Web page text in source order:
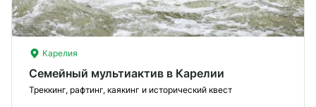
Карелия
Семейный мультиактив в Карелии
Треккинг, рафтинг, каякинг и исторический квест